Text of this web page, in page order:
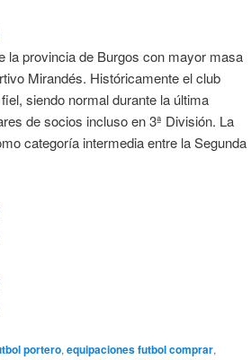
la provincia de Burgos con mayor masa
Mirandés. Históricamente el club
siendo normal durante la última
de socios incluso en 3ª División. La
categoría intermedia entre la Segunda
portero, equipaciones futbol comprar,